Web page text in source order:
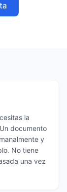
la
documento
y
No tiene
una vez